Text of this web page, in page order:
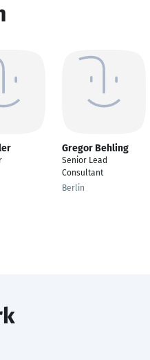
Gregor Behling
Senior Lead
Consultant
Berlin